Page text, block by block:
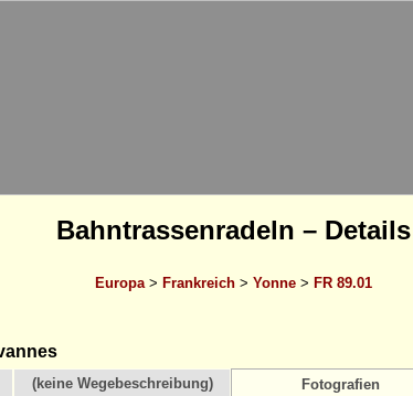
Bahntrassenradeln – Details
Europa> Frankreich> Yonne> FR 89.01
(keine Wegebeschreibung) Fotografien